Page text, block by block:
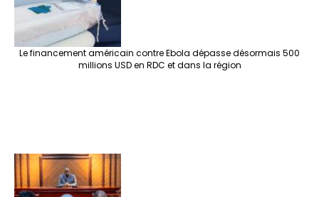
Le financement américain contre Ebola dépasse désormais 500
millions USD en RDC et dans la région